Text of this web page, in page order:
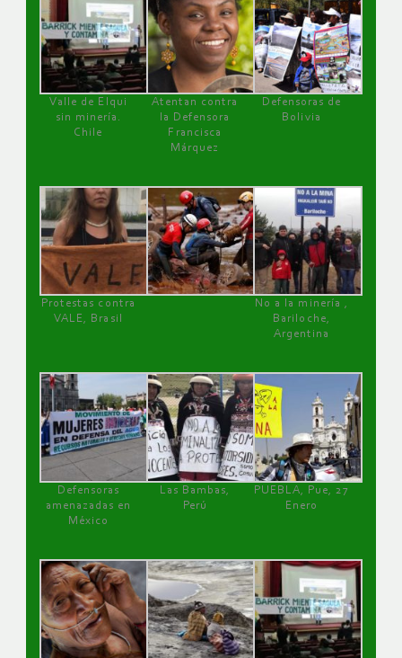
Valle de Elqui
sin minería.
Chile
Atentan contra
la Defensora
Francisca
Márquez
Defensoras de
Bolivia
Protestas contra
VALE, Brasil
No a la minería ,
Bariloche,
Argentina
Defensoras
amenazadas en
México
Las Bambas,
Perú
PUEBLA, Pue, 27
Enero